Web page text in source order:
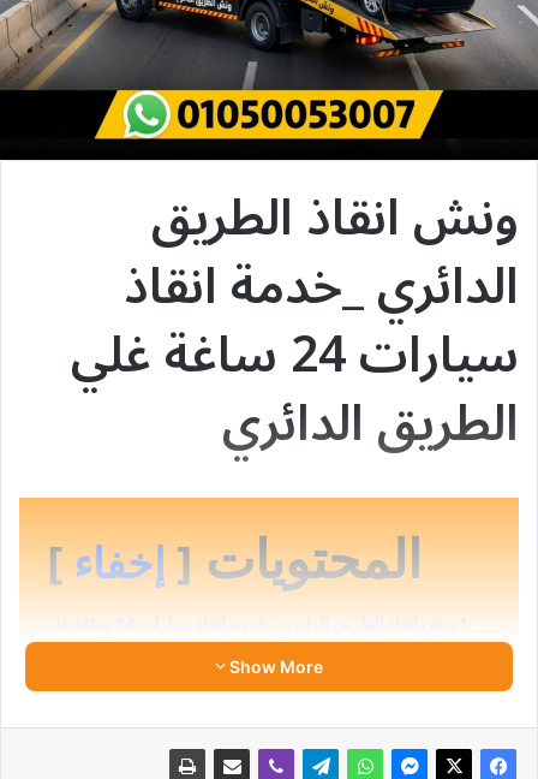
ونش انقاذ الطريق
الدائري _خدمة انقاذ
سيارات 24 ساغة غلي
الطريق الدائري
المحتويات إخفاء
1
ونش انقاذ الطريق الدائري _خدمة انقاذ سيارات 24 ساغة غلي
1.3.1
🔹 القطاع الجنوبي (المعادي ⇐⇒ المنيب)
Show More